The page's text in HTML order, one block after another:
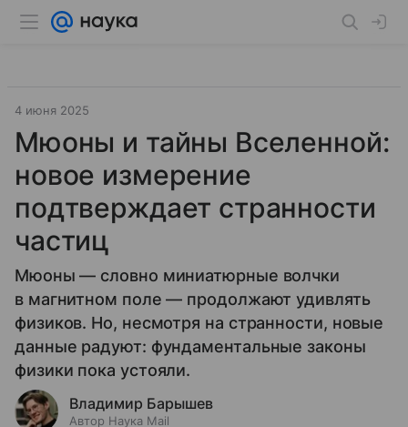
4 июня 2025
Мюоны и тайны Вселенной:
новое измерение
подтверждает странности
частиц
Мюоны — словно миниатюрные волчки
в магнитном поле — продолжают удивлять
физиков. Но, несмотря на странности, новые
данные радуют: фундаментальные законы
физики пока устояли.
Владимир Барышев
Автор Наука Mail